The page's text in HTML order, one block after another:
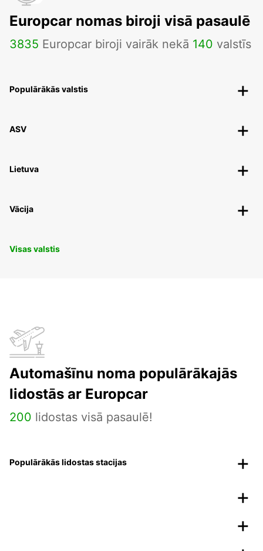
Europcar nomas biroji visā pasaulē
3835 Europcar biroji vairāk nekā 140 valstīs
Populārākās valstis
ASV
Lietuva
Vācija
Visas valstis
Automašīnu noma populārākajās
lidostās ar Europcar
200 lidostas visā pasaulē!
Populārākās lidostas stacijas